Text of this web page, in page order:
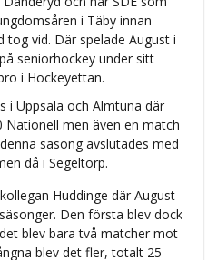
i Täby innan
tog vid. Där spelade August i
seniorhockey under sitt
i Hockeyettan.
i Uppsala och Almtuna där
Nationell men även en match
säsong avslutades med
då i Segeltorp.
Huddinge där August
Den första blev dock
blev bara två matcher mot
blev det fler, totalt 25